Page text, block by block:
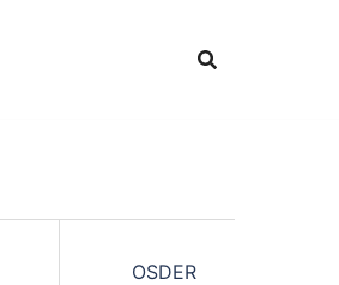
OSDER